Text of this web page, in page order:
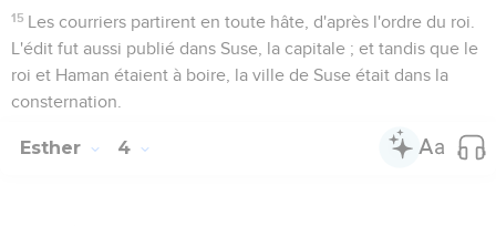
15 Les courriers partirent en toute hâte, d'après l'ordre du roi.
L'édit fut aussi publié dans Suse, la capitale ; et tandis que le
roi et Haman étaient à boire, la ville de Suse était dans la
consternation.
Esther 4